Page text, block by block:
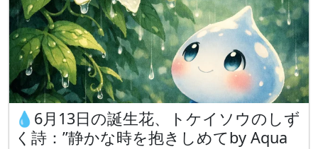
💧6月13日の誕生花、トケイソウのしず
く詩：”静かな時を抱きしめてby Aqua